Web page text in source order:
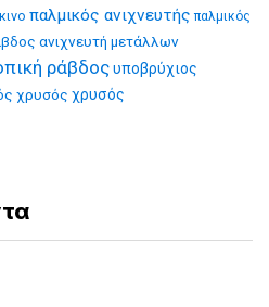
παλμικός ανιχνευτής παλμικός
ανιχνευτή μετάλλων
ράβδοςυποβρύχιος
χρυσός χρυσός